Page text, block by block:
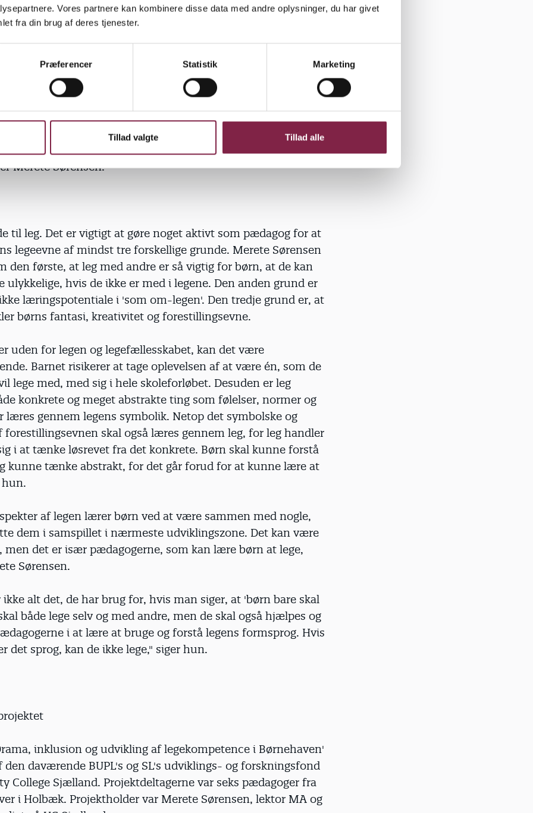
Vores partnere kan kombinere disse data med andre oplysninger, du har givet
fra din brug af deres tjenester.
Præferencer Statistik Marketing
Tillad valgte Tillad alle
samfund, hvor vi har skilt børn ad i aldersopdelte
at køre fast i stereotype mønstre, som ikke giver børnene
for at udnytte legens læringspotentialer
Derfor er det nødvendigt, at pædagogen træder til som
rollemodel i dramaktiviteter, fortælling og leg, hvor
med legens eget formsprog støtter børnenes legeudvikling,
legen, men for at inspirere og kvalificere børnenes egne
Merete Sørensen.
til leg. Det er vigtigt at gøre noget aktivt som pædagog for at
legeevne af mindst tre forskellige grunde. Merete Sørensen
den første, at leg med andre er så vigtig for børn, at de kan
ulykkelige, hvis de ikke er med i legene. Den anden grund er
læringspotentiale i 'som om-legen'. Den tredje grund er, at
børns fantasi, kreativitet og forestillingsevne.
uden for legen og legefællesskabet, kan det være
Barnet risikerer at tage oplevelsen af at være én, som de
lege med, med sig i hele skoleforløbet. Desuden er leg
konkrete og meget abstrakte ting som følelser, normer og
læres gennem legens symbolik. Netop det symbolske og
forestillingsevnen skal også læres gennem leg, for leg handler
i at tænke løsrevet fra det konkrete. Børn skal kunne forstå
kunne tænke abstrakt, for det går forud for at kunne lære at
af legen lærer børn ved at være sammen med nogle,
dem i samspillet i nærmeste udviklingszone. Det kan være
men det er især pædagogerne, som kan lære børn at lege,
Sørensen.
alt det, de har brug for, hvis man siger, at 'børn bare skal
både lege selv og med andre, men de skal også hjælpes og
i at lære at bruge og forstå legens formsprog. Hvis
det sprog, kan de ikke lege," siger hun.
inklusion og udvikling af legekompetence i Børnehaven'
daværende BUPL's og SL's udviklings- og forskningsfond
College Sjælland. Projektdeltagerne var seks pædagoger fra
i Holbæk. Projektholder var Merete Sørensen, lektor MA og